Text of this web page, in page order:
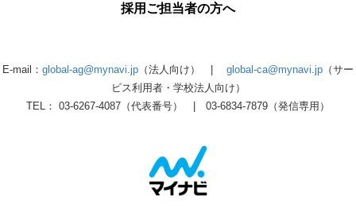
採用ご担当者の方へ
E-mail： global-ag@mynavi.jp （法人向け） | global-ca@mynavi.jp （サー
ビス利用者・学校法人向け）
TEL： 03-6267-4087（代表番号） | 03-6834-7879（発信専用）